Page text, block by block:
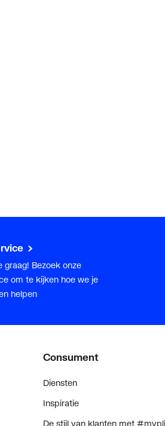
graag! Bezoek onze
om te kijken hoe we je
helpen
Consument
Diensten
Inspiratie
De stijl van klanten met